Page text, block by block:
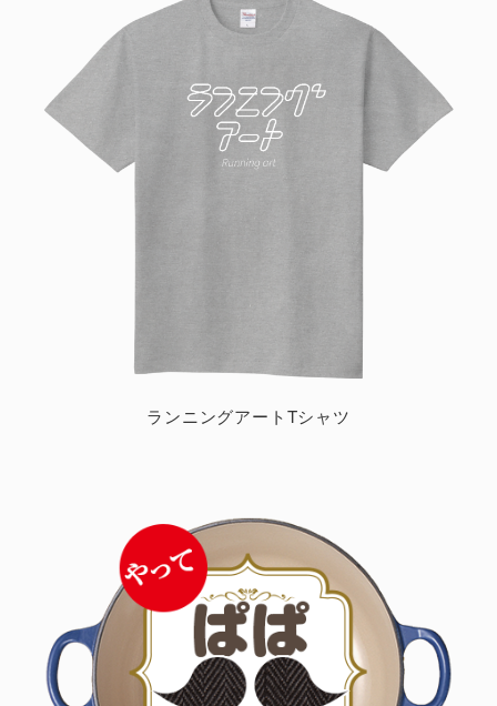
ランニングアートTシャツ